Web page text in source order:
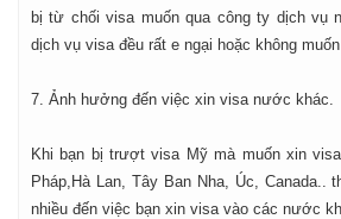
bị từ chối visa muốn qua công ty dịch
dịch vụ visa đều rất e ngại hoặc không muốn
7. Ảnh hưởng đến việc xin visa nước khác.
Khi bạn bị trượt visa Mỹ mà muốn xin
Pháp,Hà Lan, Tây Ban Nha, Úc, Canada..
nhiều đến việc bạn xin visa vào các nước